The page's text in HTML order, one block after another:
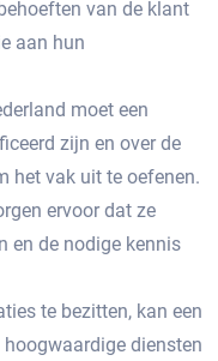
van de klant
aan hun
moet een
zijn en over de
het vak uit te oefenen.​
ervoor dat ze
en de nodige kennis
te bezitten, kan een
diensten